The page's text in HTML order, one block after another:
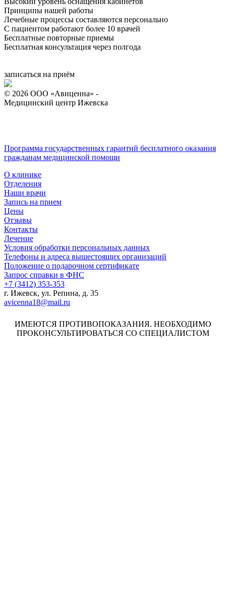
Принципы нашей работы
Лечебные процессы составляются персонально
С пациентом работают более 10 врачей
Бесплатные повторные приемы
Бесплатная консультация через полгода
записаться на приём
© 2026 ООО «Авиценна» -
Медицинский центр Ижевска
Программа государственных гарантий бесплатного оказания
гражданам медицинской помощи
О клинике
Отделения
Наши врачи
Запись на прием
Цены
Отзывы
Контакты
Лечение
Условия обработки персональных данных
Телефоны и адреса вышестоящих организаций
Положение о подарочном сертификате
Запрос справки в ФНС
+7 (3412) 353-353
г. Ижевск, ул. Репина, д. 35
avicenna18@mail.ru
ИМЕЮТСЯ ПРОТИВОПОКАЗАНИЯ. НЕОБХОДИМО
ПРОКОНСУЛЬТИРОВАТЬСЯ СО СПЕЦИАЛИСТОМ